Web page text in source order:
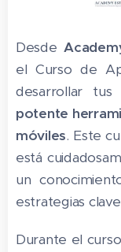
Desde
el Curso de
desarrollar
potente
móviles. Este
está
un
estrategias
Durante el